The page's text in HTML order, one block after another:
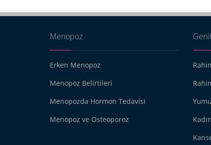
Menopoz
Erken Menopoz
Menopoz Belirtileri
Menopozda Hormon Tedavisi
Menopoz ve Osteoporoz